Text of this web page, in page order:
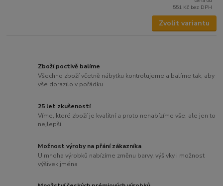
551 Kč bez DPH
Zvolit variantu
Zboží poctivě balíme
Všechno zboží včetně nábytku kontrolujeme a balíme tak, aby
vše dorazilo v pořádku
25 let zkušeností
Víme, které zboží je kvalitní a proto nenabízíme vše, ale jen to
nejlepší
Možnost výroby na přání zákazníka
U mnoha výrobků nabízíme změnu barvy, výšivky i možnost
výšivek jména